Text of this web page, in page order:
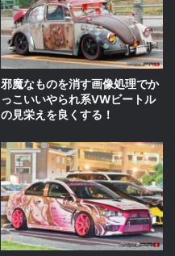
邪魔なものを消す画像処理でか
っこいいやられ系VWビートル
の見栄えを良くする！